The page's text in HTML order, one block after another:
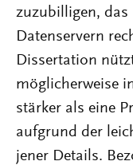
zuzubilligen, das
Datenservern
Dissertation
möglicherweise
stärker als eine
aufgrund der
jener Details.